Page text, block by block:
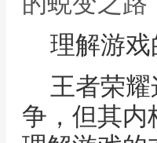
理解游
王者荣
争，但其内